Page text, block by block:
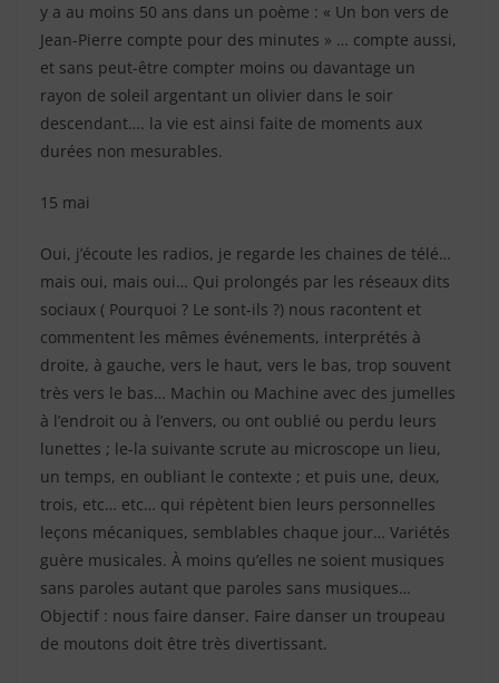
y a au moins 50 ans dans un poème : « Un bon vers de
Jean-Pierre compte pour des minutes » … compte aussi,
et sans peut-être compter moins ou davantage un
rayon de soleil argentant un olivier dans le soir
descendant…. la vie est ainsi faite de moments aux
durées non mesurables.
15 mai
Oui, j’écoute les radios, je regarde les chaines de télé…
mais oui, mais oui… Qui prolongés par les réseaux dits
sociaux ( Pourquoi ? Le sont-ils ?) nous racontent et
commentent les mêmes événements, interprétés à
droite, à gauche, vers le haut, vers le bas, trop souvent
très vers le bas… Machin ou Machine avec des jumelles
à l’endroit ou à l’envers, ou ont oublié ou perdu leurs
lunettes ; le-la suivante scrute au microscope un lieu,
un temps, en oubliant le contexte ; et puis une, deux,
trois, etc… etc… qui répètent bien leurs personnelles
leçons mécaniques, semblables chaque jour… Variétés
guère musicales. À moins qu’elles ne soient musiques
sans paroles autant que paroles sans musiques…
Objectif : nous faire danser. Faire danser un troupeau
de moutons doit être très divertissant.